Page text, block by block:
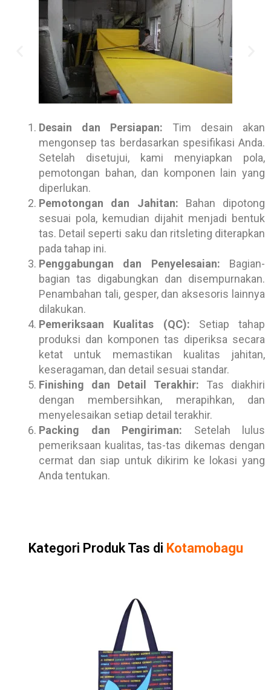
Desain dan Persiapan: Tim desain akan
mengonsep tas berdasarkan spesifikasi Anda.
Setelah disetujui, kami menyiapkan pola,
pemotongan bahan, dan komponen lain yang
diperlukan.
Pemotongan dan Jahitan: Bahan dipotong
sesuai pola, kemudian dijahit menjadi bentuk
tas. Detail seperti saku dan ritsleting diterapkan
pada tahap ini.
Penggabungan dan Penyelesaian: Bagian-
bagian tas digabungkan dan disempurnakan.
Penambahan tali, gesper, dan aksesoris lainnya
dilakukan.
Pemeriksaan Kualitas (QC): Setiap tahap
produksi dan komponen tas diperiksa secara
ketat untuk memastikan kualitas jahitan,
keseragaman, dan detail sesuai standar.
Finishing dan Detail Terakhir: Tas diakhiri
dengan membersihkan, merapihkan, dan
menyelesaikan setiap detail terakhir.
Packing dan Pengiriman: Setelah lulus
pemeriksaan kualitas, tas-tas dikemas dengan
cermat dan siap untuk dikirim ke lokasi yang
Anda tentukan.
Kategori Produk Tas di Kotamobagu